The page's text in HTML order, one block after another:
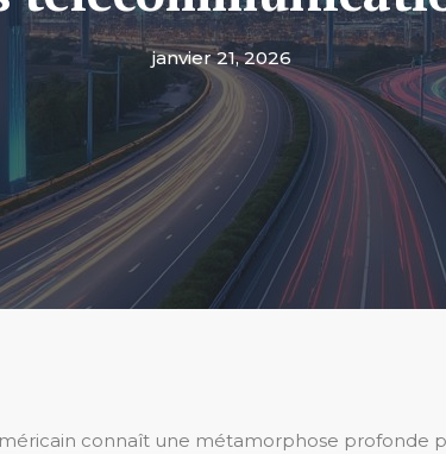
janvier 21, 2026
connaît une métamorphose profonde